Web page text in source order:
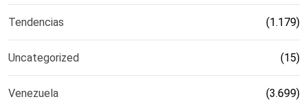
Tendencias (1.179)
Uncategorized (15)
Venezuela (3.699)